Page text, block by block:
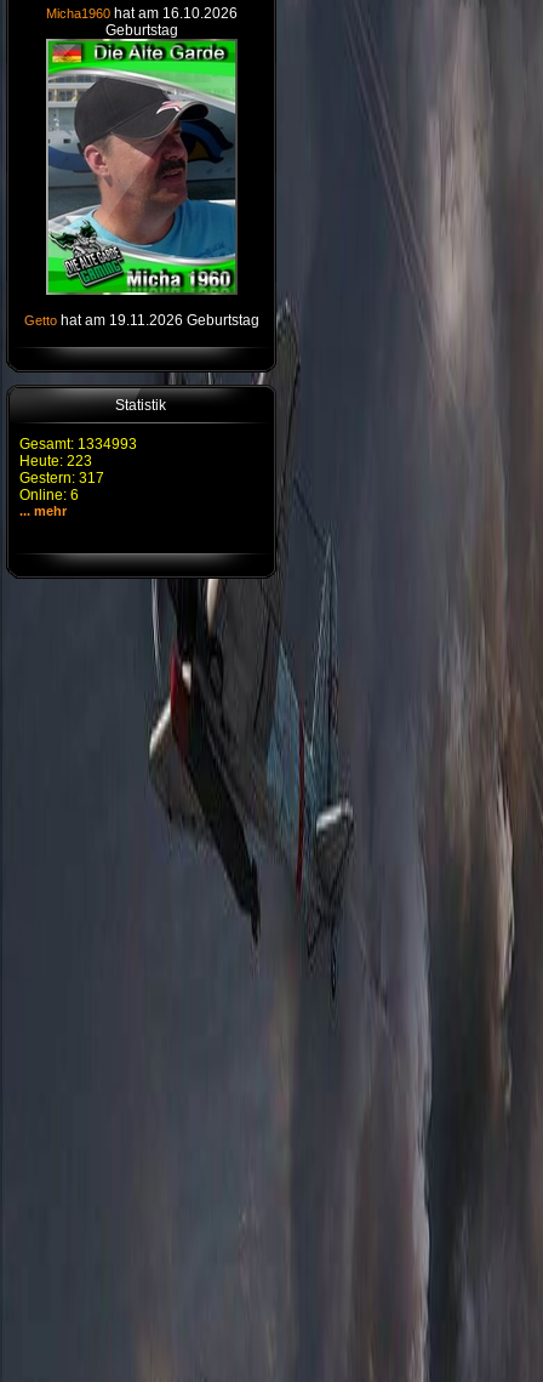
Micha1960 hat am 16.10.2026
Geburtstag
Getto hat am 19.11.2026 Geburtstag
Statistik
Gesamt: 1334993
Heute: 223
Gestern: 317
Online: 6
... mehr